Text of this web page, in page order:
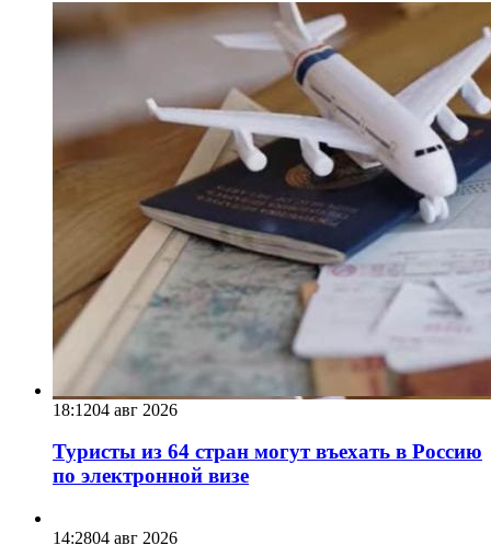
18:1204 авг 2026
Туристы из 64 стран могут въехать в Россию
по электронной визе
14:2804 авг 2026